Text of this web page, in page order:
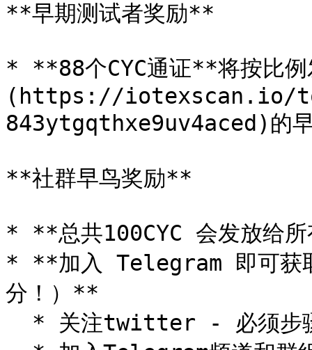
**早期测试者奖励**
* **88个CYC通证**将按比例
(https://iotexscan.io/
843ytgqthxe9uv4aced)的早
**社群早鸟奖励**
* **总共100CYC 会发放给
* **加入 Telegram 即可获
分！）**